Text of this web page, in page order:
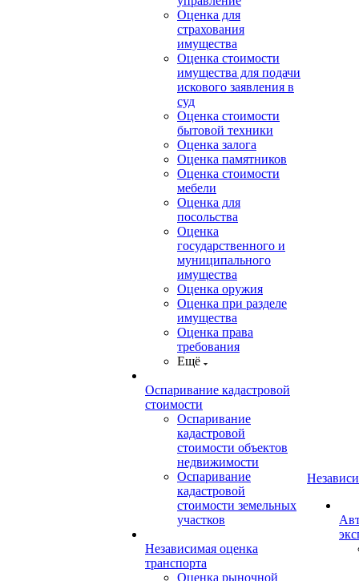
Оценка для
страхования
имущества
Оценка стоимости
имущества для подачи
искового заявления в
суд
Оценка стоимости
бытовой техники
Оценка залога
Оценка памятников
Оценка стоимости
мебели
Оценка для
посольства
Оценка
государственного и
муниципального
имущества
Оценка оружия
Оценка при разделе
имущества
Оценка права
требования
Ещё
Оспаривание кадастровой
стоимости
Оспаривание
кадастровой
стоимости объектов
недвижимости
Оспаривание
кадастровой
стоимости земельных
участков
Независимая оценка
транспорта
Оценка рыночной